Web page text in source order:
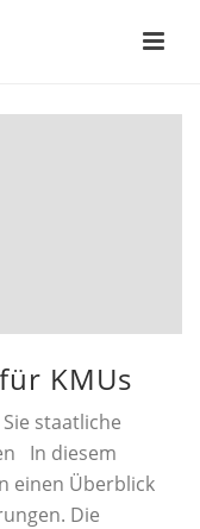
KMUs
staatliche
In diesem
einen Überblick
Die